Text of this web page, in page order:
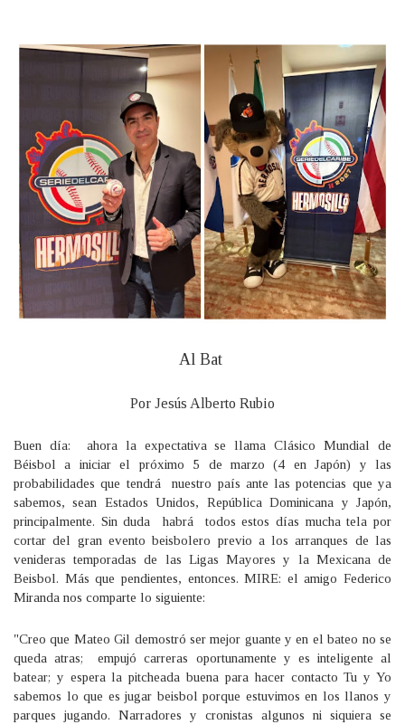
Al Bat
Por Jesús Alberto Rubio
Buen día: ahora la expectativa se llama Clásico Mundial de
Béisbol a iniciar el próximo 5 de marzo (4 en Japón) y las
probabilidades que tendrá nuestro país ante las potencias que ya
sabemos, sean Estados Unidos, República Dominicana y Japón,
principalmente. Sin duda habrá todos estos días mucha tela por
cortar del gran evento beisbolero previo a los arranques de las
venideras temporadas de las Ligas Mayores y la Mexicana de
Beisbol. Más que pendientes, entonces. MIRE: el amigo Federico
Miranda nos comparte lo siguiente:
"Creo que Mateo Gil demostró ser mejor guante y en el bateo no se
queda atras; empujó carreras oportunamente y es inteligente al
batear; y espera la pitcheada buena para hacer contacto Tu y Yo
sabemos lo que es jugar beisbol porque estuvimos en los llanos y
parques jugando. Narradores y cronistas algunos ni siquiera se